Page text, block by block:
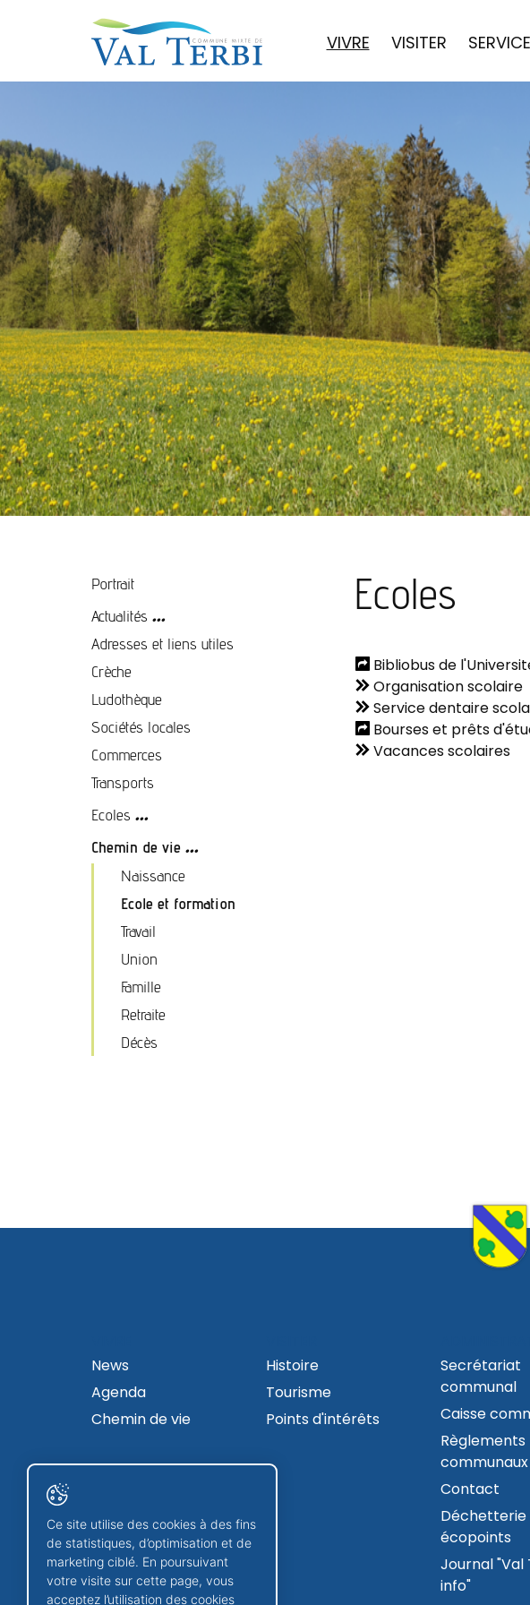
VIVRE VISITER
Portrait
Actualités ...
Adresses et liens utiles
Crèche
Ludothèque
Sociétés locales
Commerces
Transports
Ecoles ...
Chemin de vie ...
Naissance
Ecole et formation
Travail
Union
Famille
Retraite
Décès
Ecoles
Bibliobus de
Organisation scolaire
Service dentaire
Bourses et prêts
Vacances scolaires
News
Agenda
Chemin de vie
Histoire
Tourisme
Points d'intérêts
Secrétariat
communal
Caisse
Règlements
communaux
Contact
Déchetterie
écopoints
Journal "Val
info"
Ce site utilise des cookies à des fins
de statistiques, d’optimisation et de
marketing ciblé. En poursuivant
votre visite sur cette page, vous
acceptez l’utilisation des cookies